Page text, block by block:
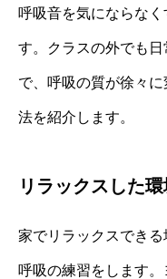
呼吸音を気にならな
す。クラスの外でも
で、呼吸の質が徐々
法を紹介します。
リラックスした
家でリラックスでき
呼吸の練習をします